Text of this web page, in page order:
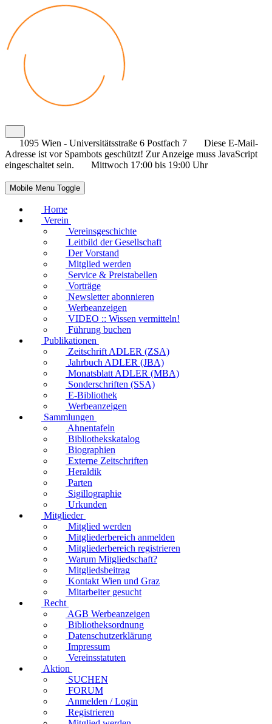
1095 Wien - Universitätsstraße 6 Postfach 7
Diese E-Mail-
Adresse ist vor Spambots geschützt! Zur Anzeige muss JavaScript
eingeschaltet sein.
Mittwoch 17:00 bis 19:00 Uhr
Mobile Menu Toggle
Home
Verein
Vereinsgeschichte
Leitbild der Gesellschaft
Der Vorstand
Mitglied werden
Service & Preistabellen
Vorträge
Newsletter abonnieren
Werbeanzeigen
VIDEO :: Wissen vermitteln!
Führung buchen
Publikationen
Zeitschrift ADLER (ZSA)
Jahrbuch ADLER (JBA)
Monatsblatt ADLER (MBA)
Sonderschriften (SSA)
E-Bibliothek
Werbeanzeigen
Sammlungen
Ahnentafeln
Bibliothekskatalog
Biographien
Externe Zeitschriften
Heraldik
Parten
Sigillographie
Urkunden
Mitglieder
Mitglied werden
Mitgliederbereich anmelden
Mitgliederbereich registrieren
Warum Mitgliedschaft?
Mitgliedsbeitrag
Kontakt Wien und Graz
Mitarbeiter gesucht
Recht
AGB Werbeanzeigen
Bibliotheksordnung
Datenschutzerklärung
Impressum
Vereinsstatuten
Aktion
SUCHEN
FORUM
Anmelden / Login
Registrieren